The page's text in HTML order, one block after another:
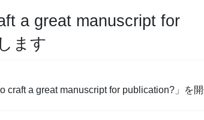
a great manuscript for
ます
a great manuscript for publication?」を開